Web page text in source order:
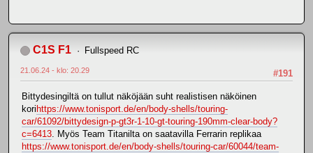
C1S F1 Fullspeed RC
#191
21.06.24 - klo: 20.29
Bittydesingiltä on tullut näköjään suht realistisen näköinen
kori https://www.tonisport.de/en/body-shells/touring-
car/61092/bittydesign-p-gt3r-1-10-gt-touring-190mm-clear-body?
c=6413. Myös Team Titanilta on saatavilla Ferrarin replikaa
https://www.tonisport.de/en/body-shells/touring-car/60044/team-